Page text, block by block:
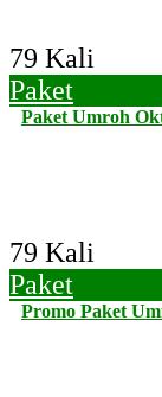
79 Kali
Paket
Paket Umroh
79 Kali
Paket
Promo Paket